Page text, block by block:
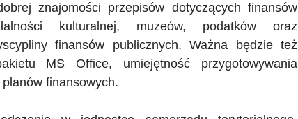
znajomości przepisów dotyczących finansów
kulturalnej, muzeów, podatków oraz
finansów publicznych. Ważna będzie też
MS Office, umiejętność przygotowywania
finansowych.